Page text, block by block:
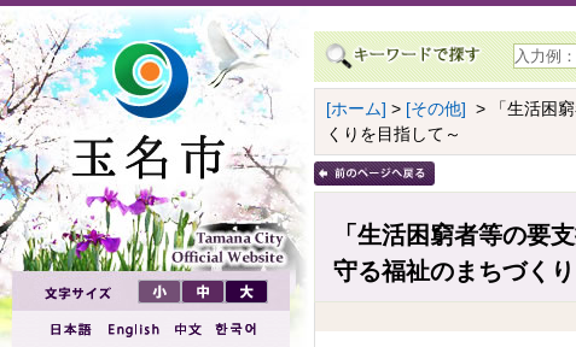
[ホーム] > [その他] > 「生活困
くりを目指して～
「生活困窮者等の要
守る福祉のまちづく